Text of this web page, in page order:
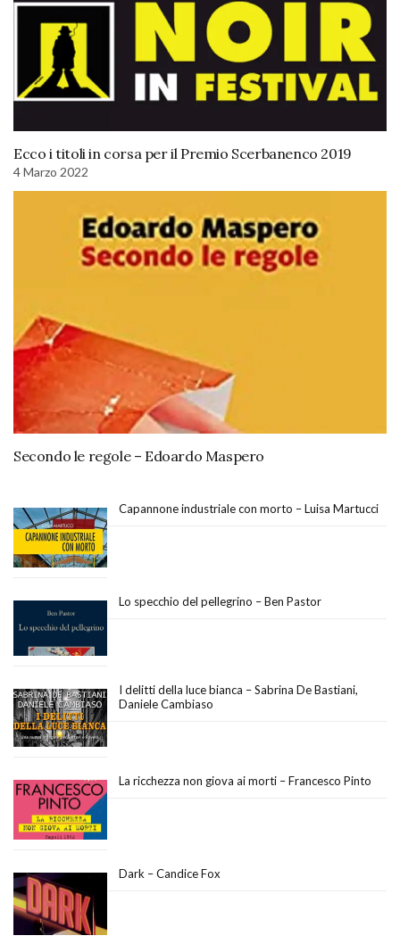
Ecco i titoli in corsa per il Premio Scerbanenco 2019
4 Marzo 2022
Secondo le regole – Edoardo Maspero
Capannone industriale con morto – Luisa Martucci
Lo specchio del pellegrino – Ben Pastor
I delitti della luce bianca – Sabrina De Bastiani,
Daniele Cambiaso
La ricchezza non giova ai morti – Francesco Pinto
Dark – Candice Fox